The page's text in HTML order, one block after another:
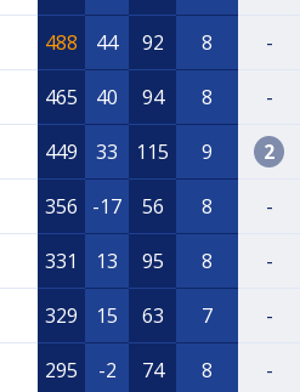
488 44 92 8 -
465 40 94 8 -
449 33 115 9 2
356 -17 56 8 -
331 13 95 8 -
329 15 63 7 -
295 -2 74 8 -